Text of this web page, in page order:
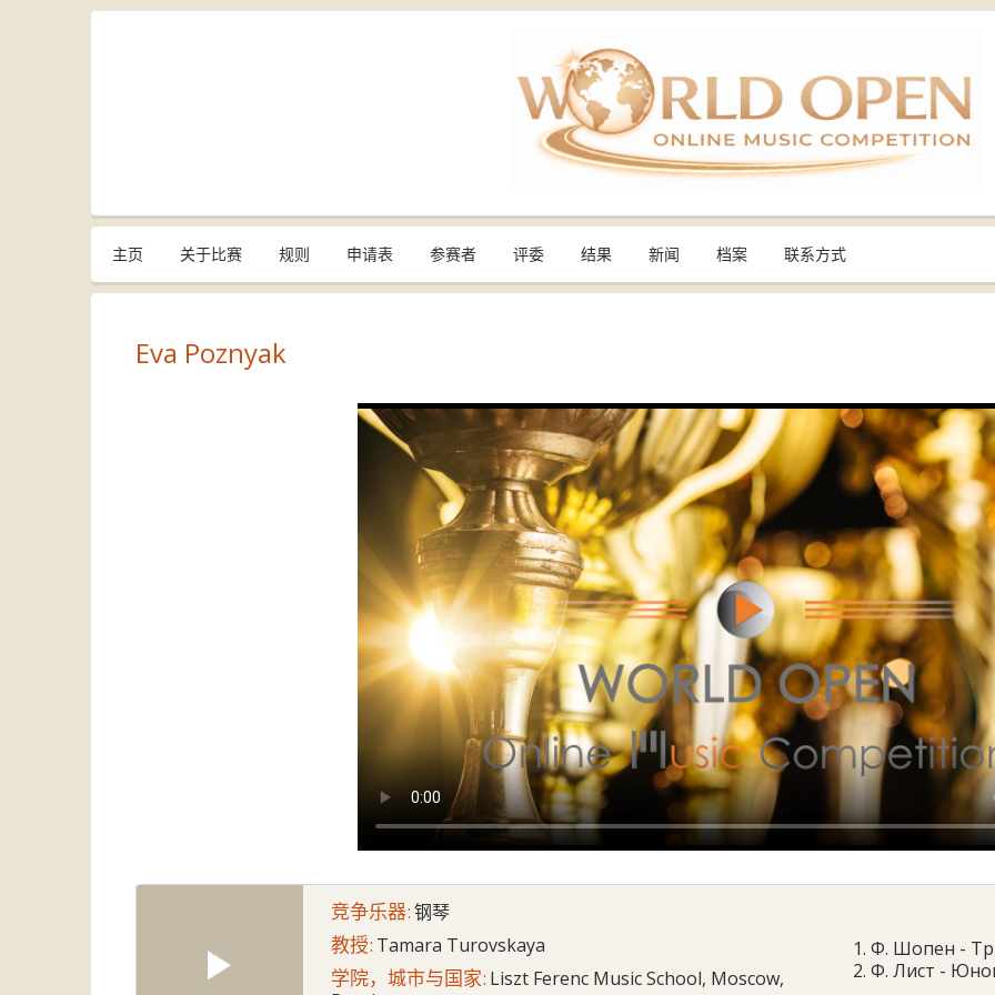
主页 关于比赛 规则 申请表 参赛者 评委 结果 新闻 档案 联系方式
Eva Poznyak
竞争乐器:钢琴
教授: Tamara Turovskaya
学院，城市与国家: Liszt Ferenc Music School, Moscow,
1. Ф. Шопен -
2. Ф. Лист -